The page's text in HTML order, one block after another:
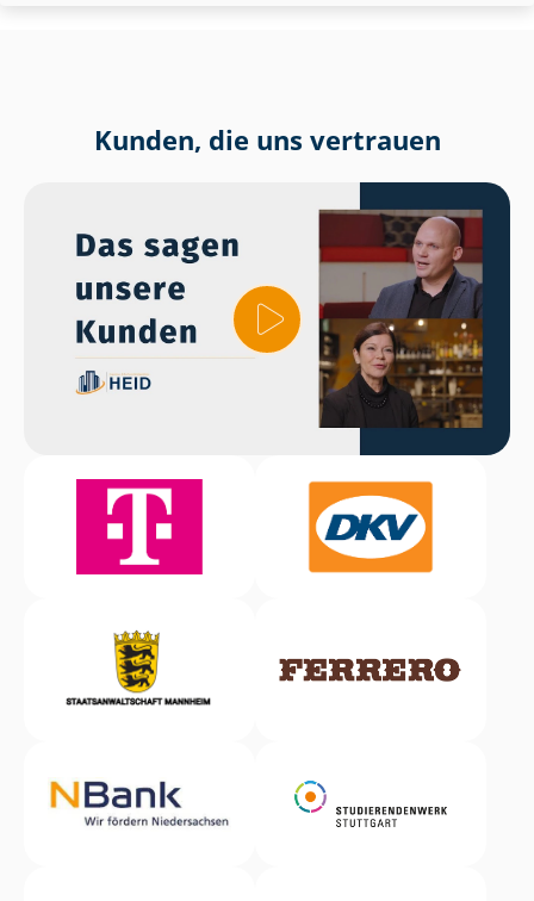
Kunden, die uns vertrauen